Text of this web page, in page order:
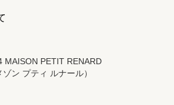
MAISON PETIT RENARD
ゾン プティ ルナール）